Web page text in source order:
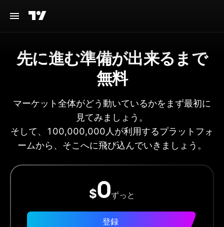
先に進む準備が出来るまで
無料
マーケット全体がどう動いているかをまず最初に
見てみましょう。
そして、100,000,000人が利用するプラットフォ
ームから、そこへに飛び込んでいきましょう。
$0ずっと
登録